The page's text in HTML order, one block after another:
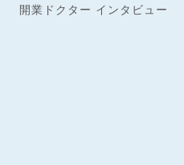
開業ドクター インタビュー